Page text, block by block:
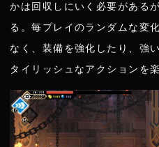
かは回収しにいく必要がある
る。毎プレイのランダムな変
なく、装備を強化したり、強
タイリッシュなアクションを